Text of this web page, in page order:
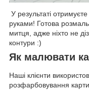
У результаті
руками! Готова
митця, адже ніхто не
контури :)
Як малювати
Наші клієнти
розфарбовування